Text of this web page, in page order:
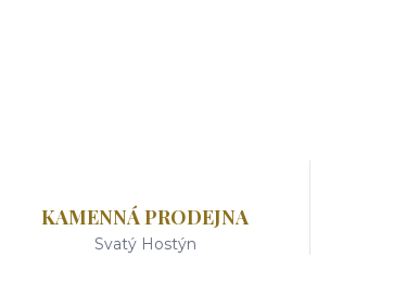
KAMENNÁ PRODEJNA
Svatý Hostýn